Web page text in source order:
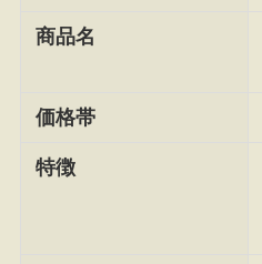
商品名
価格帯
特徴